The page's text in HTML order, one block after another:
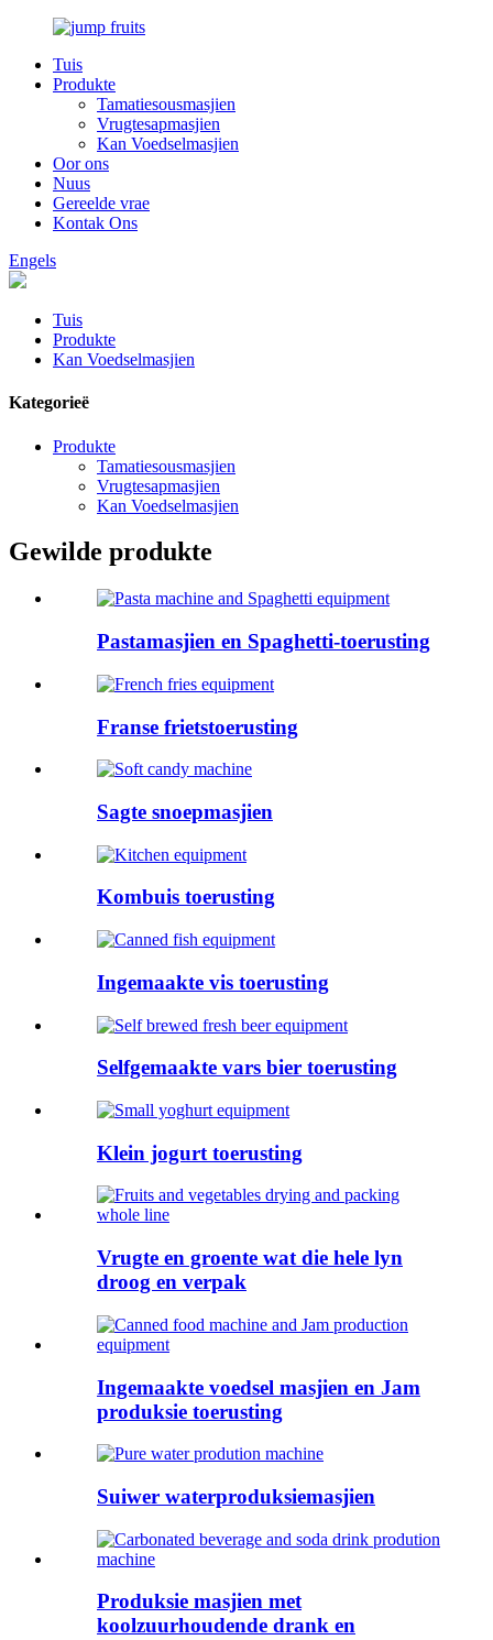
Tuis
Produkte
Tamatiesousmasjien
Vrugtesapmasjien
Kan Voedselmasjien
Oor ons
Nuus
Gereelde vrae
Kontak Ons
Engels
Tuis
Produkte
Kan Voedselmasjien
Kategorieë
Produkte
Tamatiesousmasjien
Vrugtesapmasjien
Kan Voedselmasjien
Gewilde produkte
Pastamasjien en Spaghetti-toerusting
Franse frietstoerusting
Sagte snoepmasjien
Kombuis toerusting
Ingemaakte vis toerusting
Selfgemaakte vars bier toerusting
Klein jogurt toerusting
Vrugte en groente wat die hele lyn
droog en verpak
Ingemaakte voedsel masjien en Jam
produksie toerusting
Suiwer waterproduksiemasjien
Produksie masjien met
koolzuurhoudende drank en